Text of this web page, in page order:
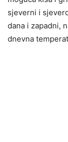
sjeverni i
dana i zapadni,
dnevna